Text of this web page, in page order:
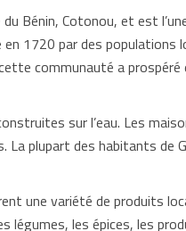
Bénin, Cotonou, et est
1720 par des populations
communauté a prospéré
sur l’eau. Les
plupart des habitants de
une variété de produits
légumes, les épices, les